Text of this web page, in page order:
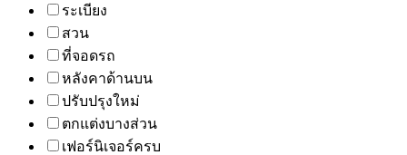
ระเบียง
สวน
ที่จอดรถ
หลังคาด้านบน
ปรับปรุงใหม่
ตกแต่งบางส่วน
เฟอร์นิเจอร์ครบ